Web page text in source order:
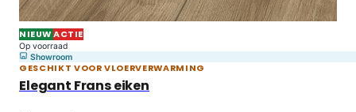
NIEUWACTIE
Op voorraad
Showroom
GESCHIKT VOOR VLOERVERWARMING
Elegant Frans eiken